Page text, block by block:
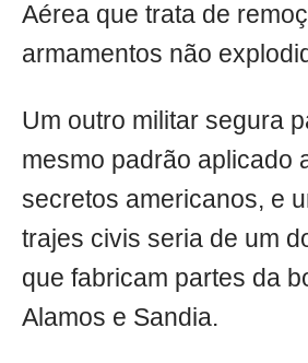
Aérea que trata de
armamentos não
Um outro militar segura
mesmo padrão aplicado
secretos americanos, e
trajes civis seria de um
que fabricam partes da
Alamos e Sandia.